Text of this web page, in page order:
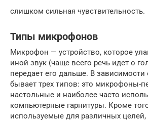
слишком сильная чувствительность.
Типы микрофонов
Микрофон — устройство, которое
иной звук (чаще всего речь идет о
передает его дальше. В зависимости
бывает трех типов: это микрофоны-
настольные и наиболее часто
компьютерные гарнитуры. Кроме
используемые для различных